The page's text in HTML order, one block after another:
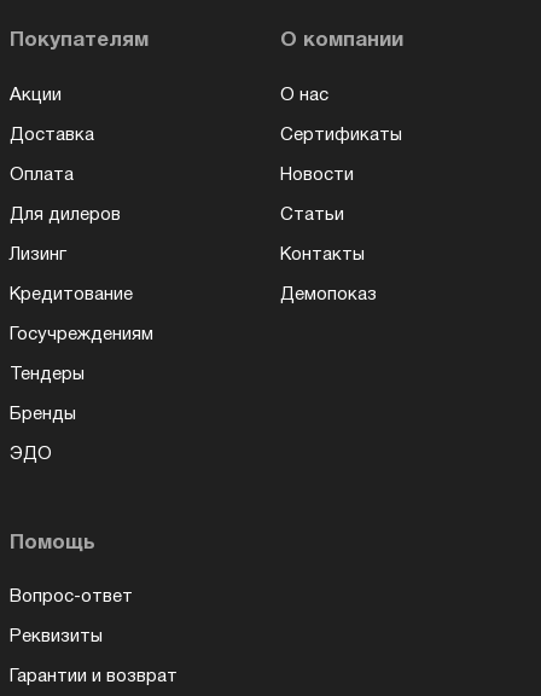
Покупателям
Акции
Доставка
Оплата
Для дилеров
Лизинг
Кредитование
Госучреждениям
Тендеры
Бренды
ЭДО
О компании
О нас
Сертификаты
Новости
Статьи
Контакты
Демопоказ
Помощь
Вопрос-ответ
Реквизиты
Гарантии и возврат